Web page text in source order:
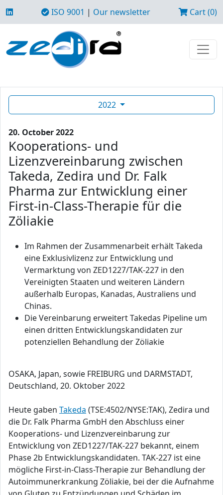
ISO 9001 | Our newsletter Cart (0)
2022
20. October 2022
Kooperations- und
Lizenzvereinbarung zwischen
Takeda, Zedira und Dr. Falk
Pharma zur Entwicklung einer
First-in-Class-Therapie für die
Zöliakie
Im Rahmen der Zusammenarbeit erhält Takeda
eine Exklusivlizenz zur Entwicklung und
Vermarktung von ZED1227/TAK-227 in den
Vereinigten Staaten und weiteren Ländern
außerhalb Europas, Kanadas, Australiens und
Chinas.
Die Vereinbarung erweitert Takedas Pipeline um
einen dritten Entwicklungskandidaten zur
potenziellen Behandlung der Zöliakie
OSAKA, Japan, sowie FREIBURG und DARMSTADT,
Deutschland, 20. Oktober 2022
Heute gaben Takeda (TSE:4502/NYSE:TAK), Zedira und
die Dr. Falk Pharma GmbH den Abschluss einer
Kooperations- und Lizenzvereinbarung zur
Entwicklung von ZED1227/TAK-227 bekannt, einem
Phase 2b Entwicklungskandidaten. TAK-227 ist eine
mögliche First-in-Class-Therapie zur Behandlung der
Autoimmunerkrankung Zöliakie, bei der die Aufnahme